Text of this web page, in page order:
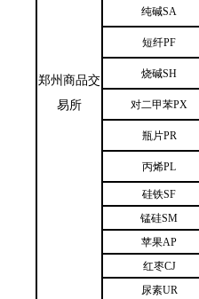
郑州商品交
易所
纯碱SA
短纤PF
烧碱SH
对二甲苯PX
瓶片PR
丙烯PL
硅铁SF
锰硅SM
苹果AP
红枣CJ
尿素UR